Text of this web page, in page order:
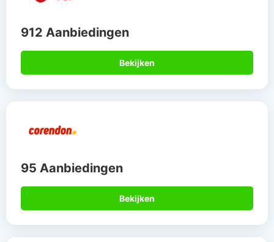
912 Aanbiedingen
Bekijken
95 Aanbiedingen
Bekijken